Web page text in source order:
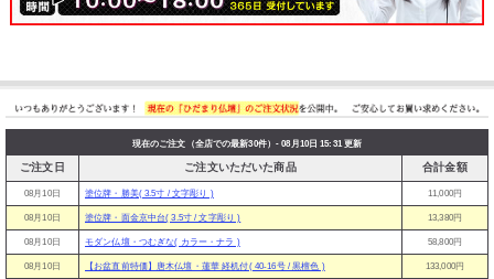
現在のご注文（全店での最新30件）- 08月10日 15:31 更新
ご注文日 ご注文いただいた商品 合計金額
08月10日 塗位牌・勝美( 3.5寸 / 文字彫り ) 11,000円
08月10日 塗位牌・面金京中台( 3.5寸 / 文字彫り ) 13,380円
08月10日 モダン仏壇・つむぎな( カラー・ナラ ) 58,800円
08月10日 【お盆直前特価】唐木仏壇・蓮華 経机付( 40-16号 / 黒檀色 ) 133,000円